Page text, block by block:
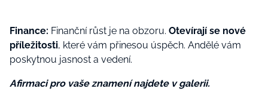
Finance: Finanční růst je na obzoru. Otevírají se nové
příležitosti, které vám přinesou úspěch. Andělé vám
poskytnou jasnost a vedení.
Afirmaci pro vaše znamení najdete v galerii.